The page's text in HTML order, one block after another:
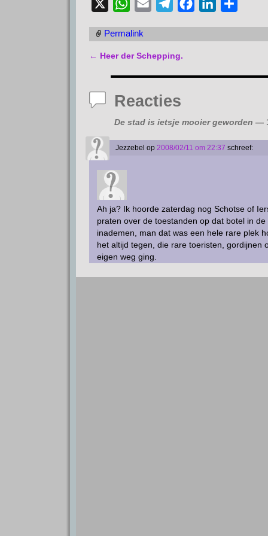
W
a
t
p
p
i
e
a
m
k
n
Permalink
← Heer der Schepping.
Reacties
De stad is ietsje mooier geworden —
Jezzebel op 2008/02/11 om 22:37 schreef:
Ah ja? Ik hoorde zaterdag nog Schotse of
praten over de toestanden op dat botel in
inademen, man dat was een hele rare plek
het altijd tegen, die rare toeristen, gordijnen
eigen weg ging.